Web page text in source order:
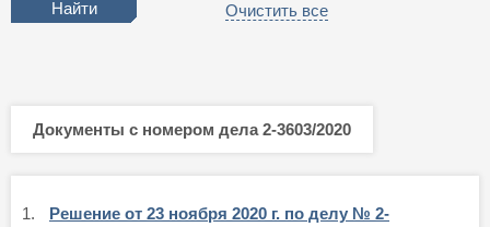
Очистить все
Документы с номером дела 2-3603/2020
1.
Решение от 23 ноября 2020 г. по делу № 2-